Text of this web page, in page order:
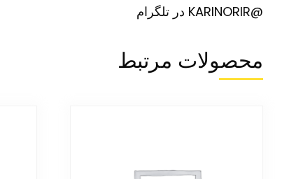
@KARINORIR در تلگرام
محصولات مرتبط